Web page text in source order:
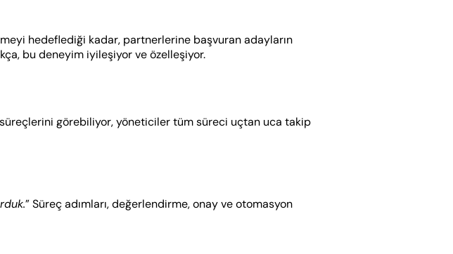
hedeflediği kadar, partnerlerine başvuran adayların
bu deneyim iyileşiyor ve özelleşiyor.
” Süreç adımları, değerlendirme, onay ve otomasyon